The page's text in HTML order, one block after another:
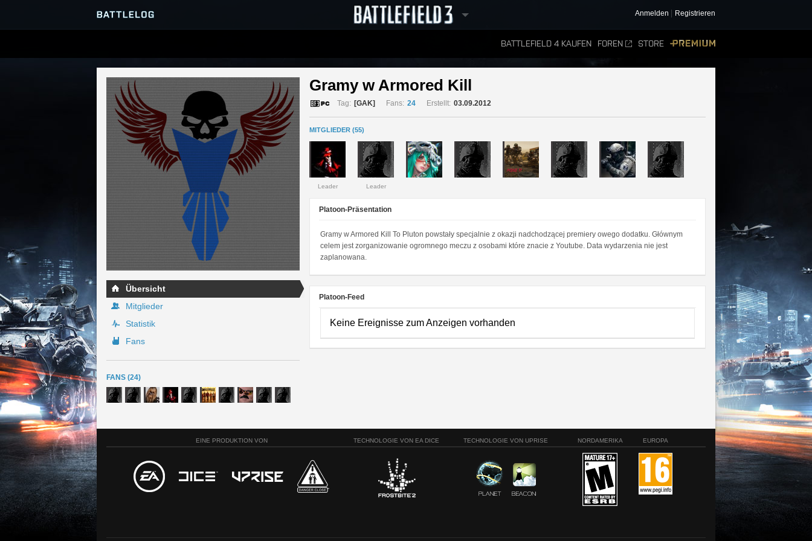
Anmelden Registrieren
BATTLEFIELD 4 KAUFEN FOREN STORE
SERVER-BROWSER
MATCHES
RANGLISTEN
Übersicht
Mitglieder
Statistik
Fans
FANS (24)
Gramy w Armored Kill
Tag: [GAK] Fans: 24 Erstellt: 03.09.2012
MITGLIEDER (55)
Leader Leader
Platoon-Präsentation
Gramy w Armored Kill To Pluton powstały specjalnie z okazji nadchodzącej premiery owego dodatku. Głównym
celem jest zorganizowanie ogromnego meczu z osobami które znacie z Youtube. Data wydarzenia nie jest
zaplanowana.
Platoon-Feed
Keine Ereignisse zum Anzeigen vorhanden
EINE PRODUKTION VON TECHNOLOGIE VON EA DICE TECHNOLOGIE VON UPRISE NORDAMERIKA EUROPA